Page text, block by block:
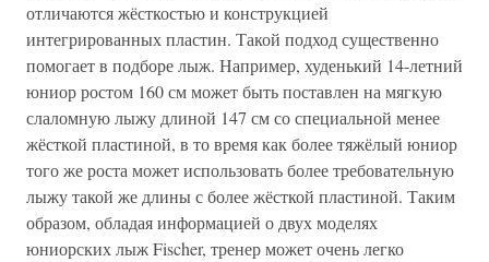
отличаются жёсткостью и конструкцией
интегрированных пластин. Такой подход существенно
помогает в подборе лыж. Например, худенький 14-летний
юниор ростом 160 см может быть поставлен на мягкую
слаломную лыжу длиной 147 см со специальной менее
жёсткой пластиной, в то время как более тяжёлый юниор
того же роста может использовать более требовательную
лыжу такой же длины с более жёсткой пластиной. Таким
образом, обладая информацией о двух моделях
юниорских лыж Fischer, тренер может очень легко